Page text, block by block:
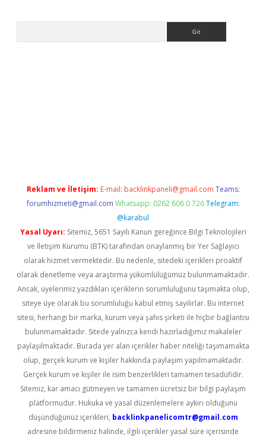
Reklam ve İletişim: E-mail: backlinkpaneli@gmail.com Teams:
forumhizmeti@gmail.com Whatsapp: 0262 606 0 726 Telegram:
@karabul
Yasal Uyarı: Sitemiz, 5651 Sayılı Kanun gereğince Bilgi Teknolojileri
ve İletişim Kurumu (BTK) tarafından onaylanmış bir Yer Sağlayıcı
olarak hizmet vermektedir. Bu nedenle, sitedeki içerikleri proaktif
olarak denetleme veya araştırma yükümlülüğümüz bulunmamaktadır.
Ancak, üyelerimiz yazdıkları içeriklerin sorumluluğunu taşımakta olup,
siteye üye olarak bu sorumluluğu kabul etmiş sayılırlar. Bu internet
sitesi, herhangi bir marka, kurum veya şahıs şirketi ile hiçbir bağlantısı
bulunmamaktadır. Sitede yalnızca kendi hazırladığımız makaleler
paylaşılmaktadır. Burada yer alan içerikler haber niteliği taşımamakta
olup, gerçek kurum ve kişiler hakkında paylaşım yapılmamaktadır.
Gerçek kurum ve kişiler ile isim benzerlikleri tamamen tesadüfidir.
Sitemiz, kar amacı gütmeyen ve tamamen ücretsiz bir bilgi paylaşım
platformudur. Hukuka ve yasal düzenlemelere aykırı olduğunu
düşündüğünüz içerikleri, backlinkpanelicomtr@gmail.com
adresine bildirmeniz halinde, ilgili içerikler yasal süre içerisinde